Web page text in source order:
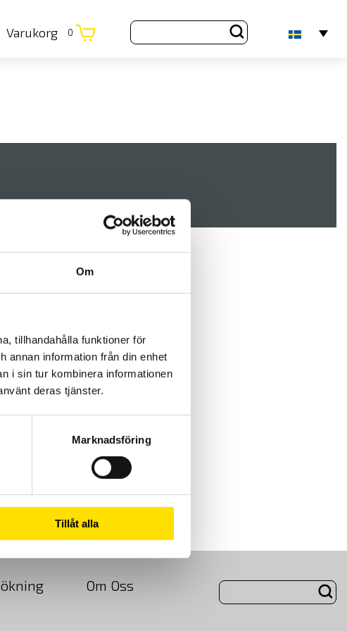
Om
tillhandahålla funktioner för
annan information från din enhet
i sin tur kombinera informationen
deras tjänster.
Marknadsföring
Tillåt alla
Varukorg 0
Om Oss